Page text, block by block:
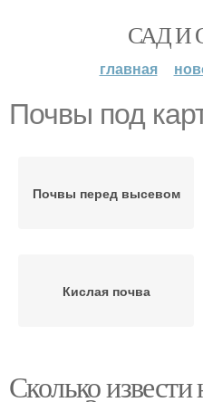
САД И
главная
Почвы под
Почвы перед высевом
Кислая почва
Сколько